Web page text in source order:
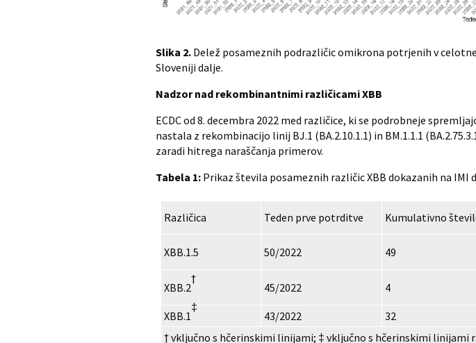
Slika 2. Delež posameznih podrazličic omikrona potrjenih v
Sloveniji dalje.
Nadzor nad rekombinantnimi različicami XBB
ECDC od 8. decembra 2022 med različice, ki se podrobneje
nastala z rekombinacijo linij BJ.1 (BA.2.10.1.1) in BM.1.1.1
zaradi hitrega naraščanja primerov.
Tabela 1: Prikaz števila posameznih različic XBB dokazanih na IMI
Različica Teden prve potrditve Kumulativno
XBB.1.5 50/2022 49
XBB.2
†
45/2022 4
XBB.1
‡
43/2022
32
† vključno s hčerinskimi linijami; ‡ vključno s hčerinskimi linijami